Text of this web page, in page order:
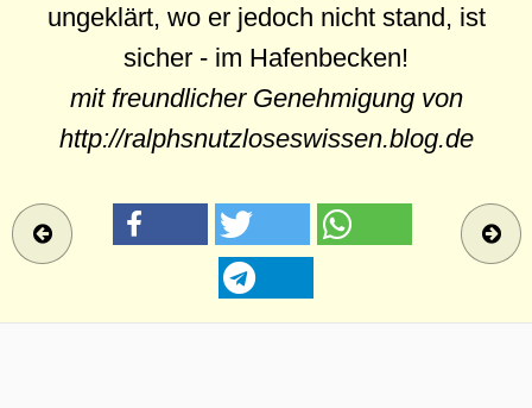
ungeklärt, wo er jedoch nicht stand, ist
sicher - im Hafenbecken!
mit freundlicher Genehmigung von
http://ralphsnutzloseswissen.blog.de